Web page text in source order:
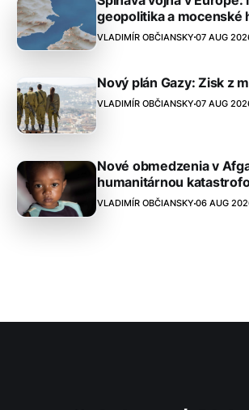
geopolitika a mocenské
VLADIMÍR OBČIANSKY 07 AUG
Nový plán Gazy: Zisk z
VLADIMÍR OBČIANSKY 07 AUG
Nové obmedzenia v
humanitárnou
VLADIMÍR OBČIANSKY 06 AUG